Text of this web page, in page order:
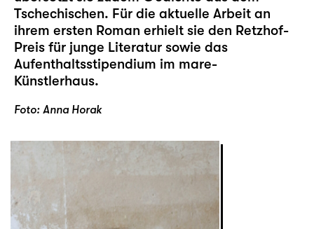
Tschechischen. Für die aktuelle Arbeit an
ihrem ersten Roman erhielt sie den Retzhof-
Preis für junge Literatur sowie das
Aufenthaltsstipendium im mare-
Künstlerhaus.
Foto: Anna Horak